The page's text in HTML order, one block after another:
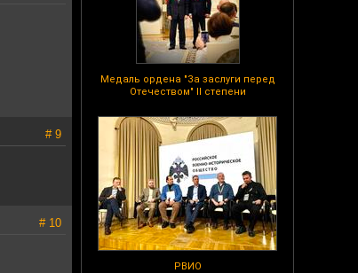
Медаль ордена "За заслуги перед
Отечеством" II степени
РВИО
# 9
# 10